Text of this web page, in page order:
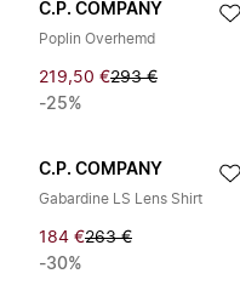
C.P. COMPANY
Poplin Overhemd
219,50 €293 €
-25%
C.P. COMPANY
Gabardine LS Lens Shirt
184 €263 €
-30%